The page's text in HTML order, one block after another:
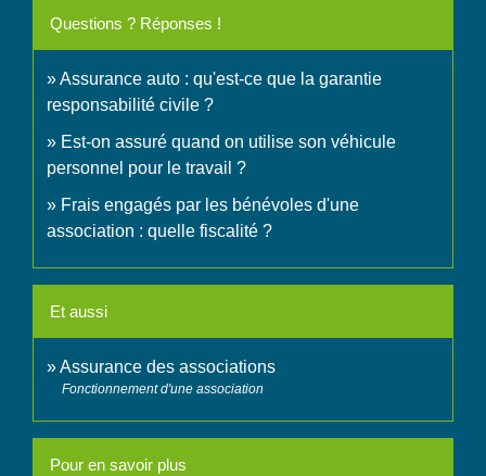
Questions ? Réponses !
Assurance auto : qu'est-ce que la garantie
responsabilité civile ?
Est-on assuré quand on utilise son véhicule
personnel pour le travail ?
Frais engagés par les bénévoles d'une
association : quelle fiscalité ?
Et aussi
Assurance des associations
Fonctionnement d'une association
Pour en savoir plus